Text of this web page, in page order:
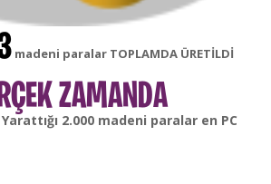
madeni paralar TOPLAMDA ÜRETİLDİ
ZAMANDA
6.000madeni paralar enAndroid